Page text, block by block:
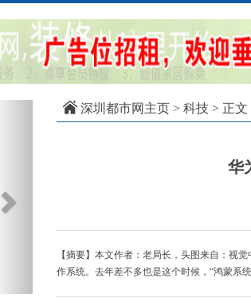
深圳都市网主页 > 科技 > 正文
华
【摘要】本文作者：老局长，头图来自：视
作系统。去年差不多也是这个时候，“鸿蒙系